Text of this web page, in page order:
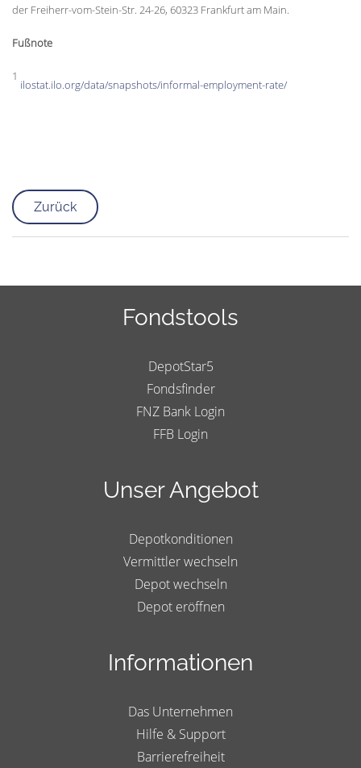
der Freiherr-vom-Stein-Str. 24-26, 60323 Frankfurt am Main.
Fußnote
1
ilostat.ilo.org/data/snapshots/informal-employment-rate/
Zurück
Fondstools
DepotStar5
Fondsfinder
FNZ Bank Login
FFB Login
Unser Angebot
Depotkonditionen
Vermittler wechseln
Depot wechseln
Depot eröffnen
Informationen
Das Unternehmen
Hilfe & Support
Barrierefreiheit